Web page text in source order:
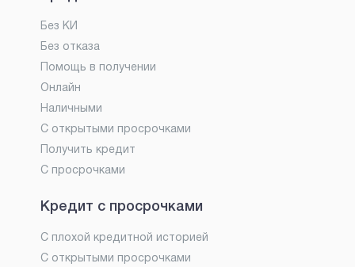
Без КИ
Без отказа
Помощь в получении
Онлайн
Наличными
С открытыми просрочками
Получить кредит
С просрочками
Кредит с просрочками
С плохой кредитной историей
С открытыми просрочками